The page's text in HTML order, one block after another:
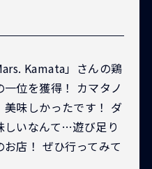
Kamata」さんの鶏
位を獲得！ カマタノ
味しかったです！ ダ
しいなんて…遊び足り
店！ ぜひ行ってみて